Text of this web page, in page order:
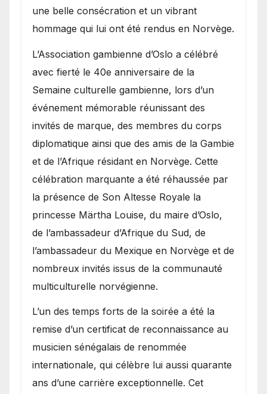
une belle consécration et un vibrant
hommage qui lui ont été rendus en Norvège.
​L’Association gambienne d’Oslo a célébré
avec fierté le 40e anniversaire de la
Semaine culturelle gambienne, lors d’un
événement mémorable réunissant des
invités de marque, des membres du corps
diplomatique ainsi que des amis de la Gambie
et de l’Afrique résidant en Norvège. Cette
célébration marquante a été réhaussée par
la présence de Son Altesse Royale la
princesse Märtha Louise, du maire d’Oslo,
de l’ambassadeur d’Afrique du Sud, de
l’ambassadeur du Mexique en Norvège et de
nombreux invités issus de la communauté
multiculturelle norvégienne.
​L’un des temps forts de la soirée a été la
remise d’un certificat de reconnaissance au
musicien sénégalais de renommée
internationale, qui célèbre lui aussi quarante
ans d’une carrière exceptionnelle. Cet